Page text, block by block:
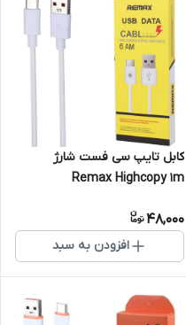
کابل تایپ سی فست شارژ
Remax Highcopy 1m
48,000
افزودن به سبد